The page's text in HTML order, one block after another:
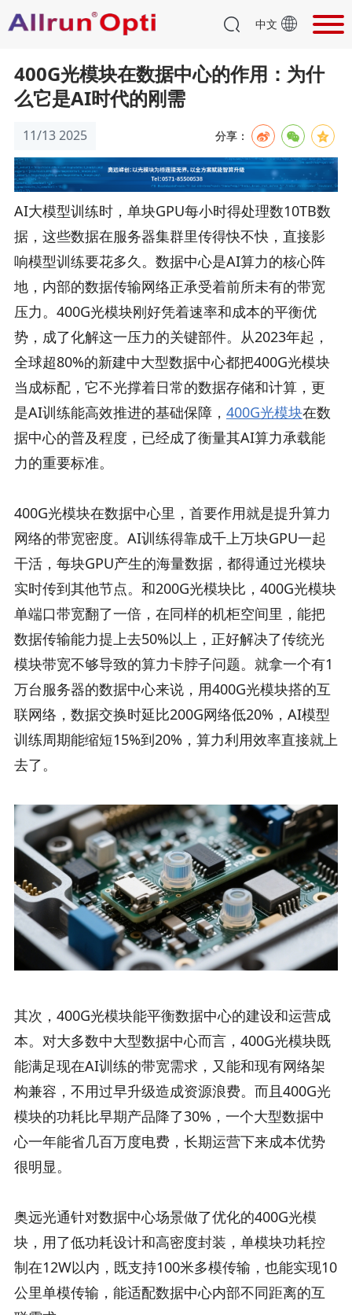
中文
400G光模块在数据中心的作用：为什
么它是AI时代的刚需
11/13 2025 分享：
AI大模型训练时，单块GPU每小时得处理数10TB数
据，这些数据在服务器集群里传得快不快，直接影
响模型训练要花多久。数据中心是AI算力的核心阵
地，内部的数据传输网络正承受着前所未有的带宽
压力。400G光模块刚好凭着速率和成本的平衡优
势，成了化解这一压力的关键部件。从2023年起，
全球超80%的新建中大型数据中心都把400G光模块
当成标配，它不光撑着日常的数据存储和计算，更
是AI训练能高效推进的基础保障， 400G光模块在数
据中心的普及程度，已经成了衡量其AI算力承载能
力的重要标准。
400G光模块在数据中心里，首要作用就是提升算力
网络的带宽密度。AI训练得靠成千上万块GPU一起
干活，每块GPU产生的海量数据，都得通过光模块
实时传到其他节点。和200G光模块比，400G光模块
单端口带宽翻了一倍，在同样的机柜空间里，能把
数据传输能力提上去50%以上，正好解决了传统光
模块带宽不够导致的算力卡脖子问题。就拿一个有1
万台服务器的数据中心来说，用400G光模块搭的互
联网络，数据交换时延比200G网络低20%，AI模型
训练周期能缩短15%到20%，算力利用效率直接就上
去了。
其次，400G光模块能平衡数据中心的建设和运营成
本。对大多数中大型数据中心而言，400G光模块既
能满足现在AI训练的带宽需求，又能和现有网络架
构兼容，不用过早升级造成资源浪费。而且400G光
模块的功耗比早期产品降了30%，一个大型数据中
心一年能省几百万度电费，长期运营下来成本优势
很明显。
奥远光通针对数据中心场景做了优化的400G光模
块，用了低功耗设计和高密度封装，单模块功耗控
制在12W以内，既支持100米多模传输，也能实现10
公里单模传输，能适配数据中心内部不同距离的互